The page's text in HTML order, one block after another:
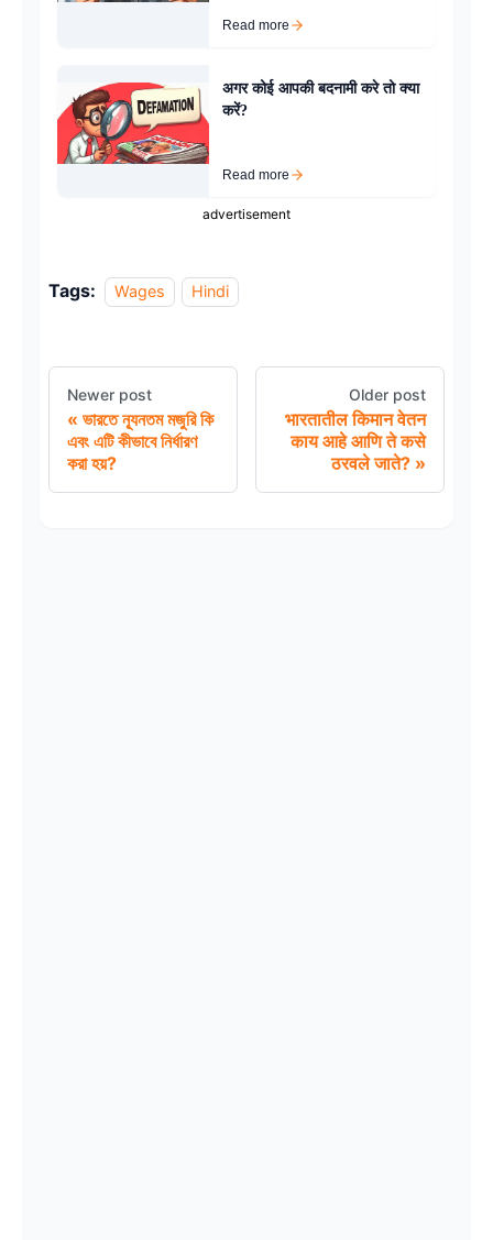
Read more
अगर कोई आपकी बदनामी करे तो क्या
करें?
Read more
advertisement
Tags: Wages Hindi
Newer post
ভারতে ন্যূনতম মজুরি কি
এবং এটি কীভাবে নির্ধারণ
করা হয়?
Older post
भारतातील किमान वेतन
काय आहे आणि ते कसे
ठरवले जाते?